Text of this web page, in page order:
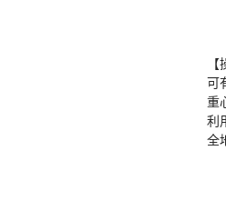
可
重
利
全